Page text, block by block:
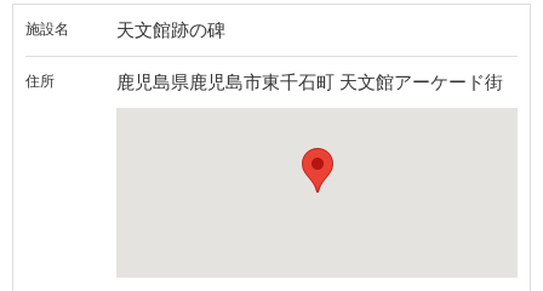
施設名 天文館跡の碑
住所 鹿児島県鹿児島市東千石町 天文館アーケード街